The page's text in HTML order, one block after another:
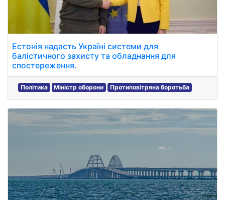
Естонія надасть Україні системи для
балістичного захисту та обладнання для
спостереження.
Політика Міністр оборони Протиповітряна боротьба